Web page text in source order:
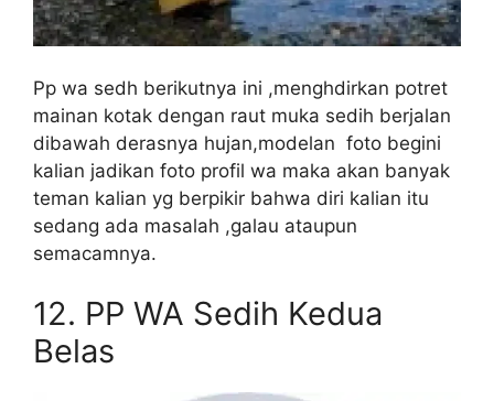
Pp wa sedh berikutnya ini ,menghdirkan potret
mainan kotak dengan raut muka sedih berjalan
dibawah derasnya hujan,modelan foto begini
kalian jadikan foto profil wa maka akan banyak
teman kalian yg berpikir bahwa diri kalian itu
sedang ada masalah ,galau ataupun
semacamnya.
12. PP WA Sedih Kedua
Belas